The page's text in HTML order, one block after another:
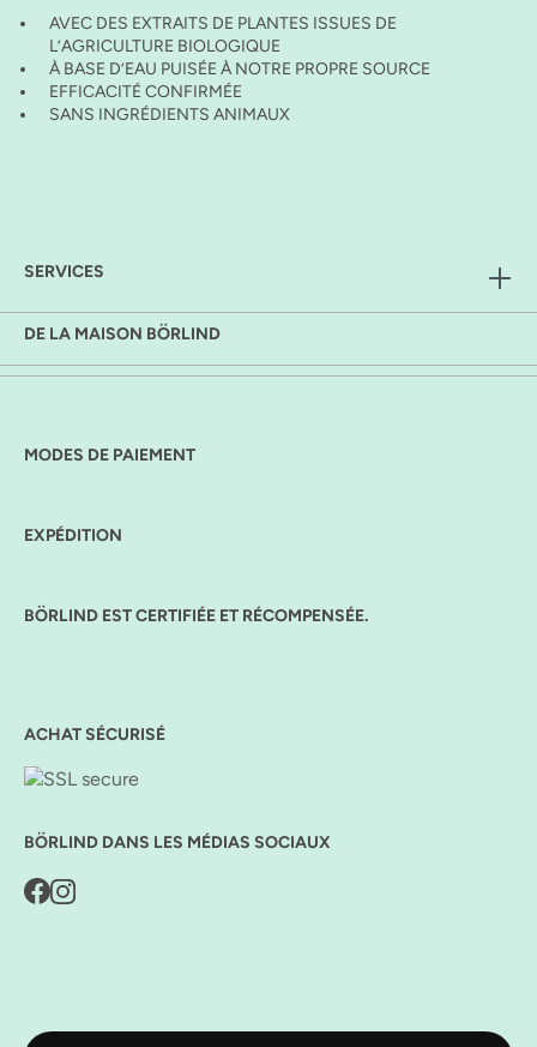
AVEC DES EXTRAITS DE PLANTES ISSUES DE
L’AGRICULTURE BIOLOGIQUE
À BASE D’EAU PUISÉE À NOTRE PROPRE SOURCE
EFFICACITÉ CONFIRMÉE
SANS INGRÉDIENTS ANIMAUX
SERVICES
DE LA MAISON BÖRLIND
MODES DE PAIEMENT
EXPÉDITION
BÖRLIND EST CERTIFIÉE ET RÉCOMPENSÉE.
ACHAT SÉCURISÉ
BÖRLIND DANS LES MÉDIAS SOCIAUX